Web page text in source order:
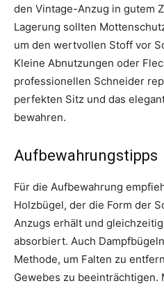
den Vintage-Anzug in gutem
Lagerung sollten
um den wertvollen Stoff vor
Kleine Abnutzungen oder
professionellen Schneider
perfekten Sitz und das
bewahren.
Aufbewahrungstipps
Für die Aufbewahrung
Holzbügel, der die Form der
Anzugs erhält und
absorbiert. Auch
Methode, um Falten zu
Gewebes zu